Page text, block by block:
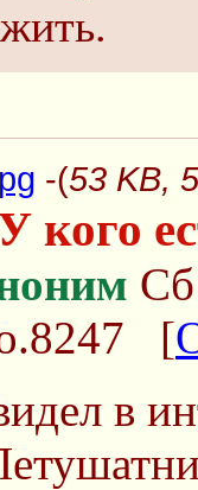
-(53 KB,
кого
[
в